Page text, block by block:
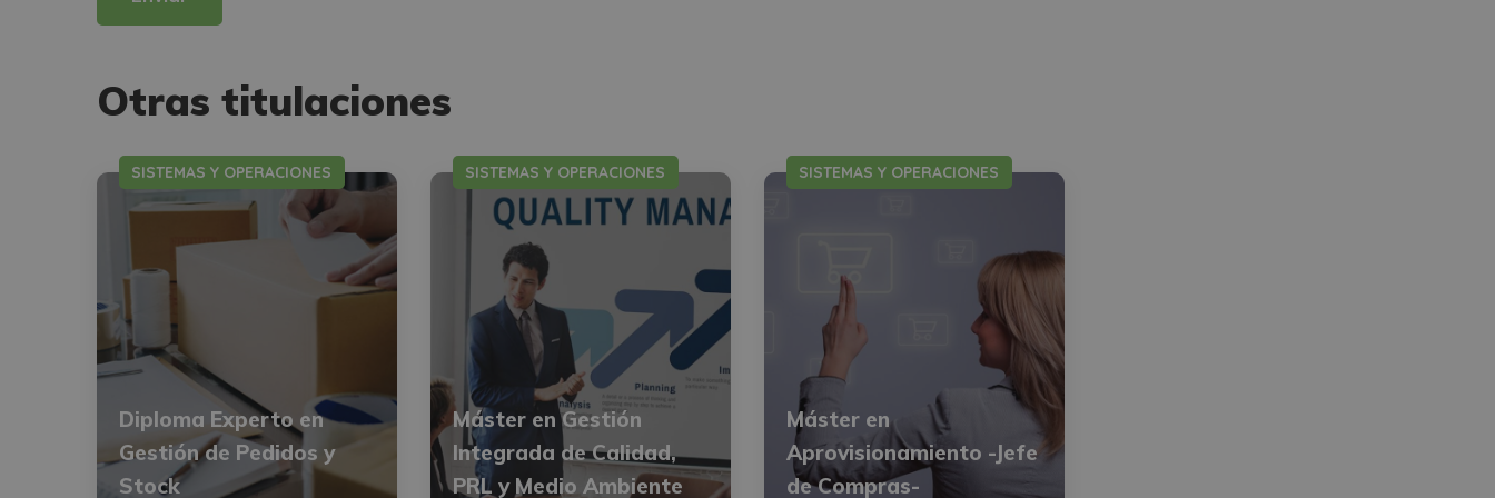
Otras titulaciones
SISTEMAS Y OPERACIONES
Diploma Experto en
Gestión de Pedidos y
Stock
SISTEMAS Y OPERACIONES
Máster en Gestión
Integrada de Calidad,
PRL y Medio Ambiente
SISTEMAS Y OPERACIONES
Máster en
Aprovisionamiento -Jefe
de Compras-